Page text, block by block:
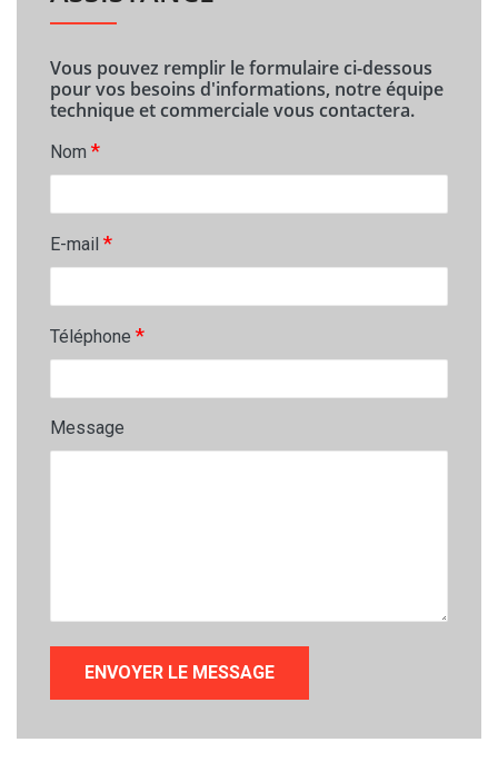
Vous pouvez remplir le formulaire ci-dessous
pour vos besoins d'informations, notre équipe
technique et commerciale vous contactera.
Nom *
E-mail *
Téléphone *
Message